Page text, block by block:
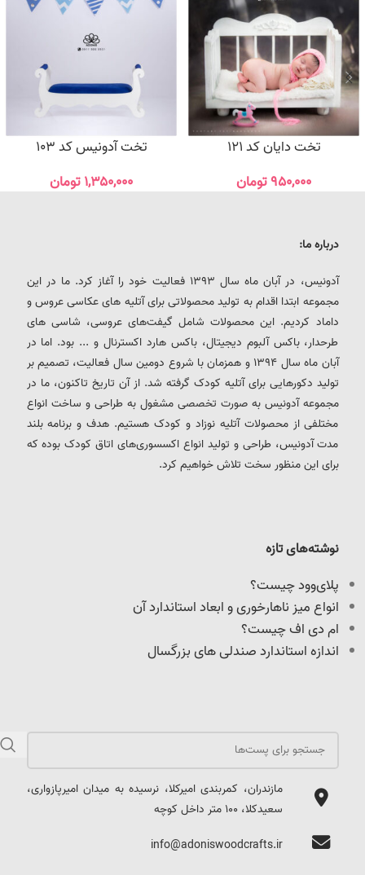
تخت دایان کد 121
۹۵۰,۰۰۰تومان
تخت آدونیس کد 103
۱,۳۵۰,۰۰۰تومان
مازندران، کمربندی امیرکلا، نرسیده به میدان امیرپازواری،
سعیدکلا، 100 متر داخل کوچه
info@adoniswoodcrafts.ir
نوشته‌های تازه
پلای‌وود چیست؟
انواع میز ناهارخوری و ابعاد استاندارد آن
ام دی اف چیست؟
اندازه استاندارد صندلی های بزرگسال
درباره ما:
آدونیس، در آبان ماه سال 1393 فعالیت خود را آغاز کرد. ما در این
مجموعه ابتدا اقدام به تولید محصولاتی برای آتلیه های عکاسی عروس و
داماد کردیم. این محصولات شامل گیفت‌های عروسی، شاسی های
طرحدار، باکس آلبوم دیجیتال، باکس هارد اکسترنال و ... بود. اما در
آبان ماه سال 1394 و همزمان با شروع دومین سال فعالیت، تصمیم بر
تولید دکورهایی برای آتلیه کودک گرفته شد. از آن تاریخ تاکنون، ما در
مجموعه آدونیس به صورت تخصصی مشغول به طراحی و ساخت انواع
مختلفی از محصولات آتلیه نوزاد و کودک هستیم. هدف و برنامه بلند
مدت آدونیس، طراحی و تولید انواع اکسسوری‌های اتاق کودک بوده که
برای این منظور سخت تلاش خواهیم کرد.